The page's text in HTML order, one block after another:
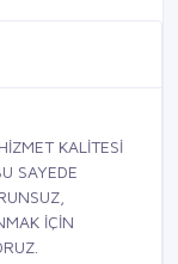
KALİTESİ
SAYEDE
İÇİN